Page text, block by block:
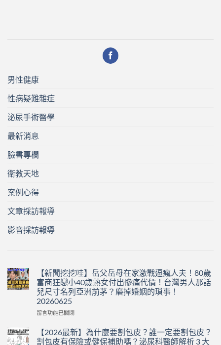
男性健康
性病疑難雜症
泌尿手術醫學
最新消息
臉書專欄
衛教天地
案例心得
文章採訪報導
影音採訪報導
【新聞挖挖哇】岳父岳母在家激戰逼瘋人夫！80歲
富商狂戀小40歲熟女付出慘痛代價！台灣男人那話
兒尺寸名列亞洲前茅？磨掉婚姻的瑣事！
20260625
在
挖
留言功能已關閉
【2026最新】為什麼要割包皮？誰一定要割包皮？
割包皮有保險或健保補助嗎？泌尿科醫師解析 3 大